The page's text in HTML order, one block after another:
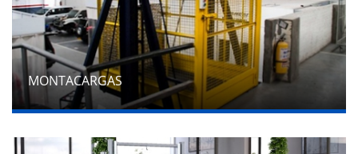
MONTACARGAS